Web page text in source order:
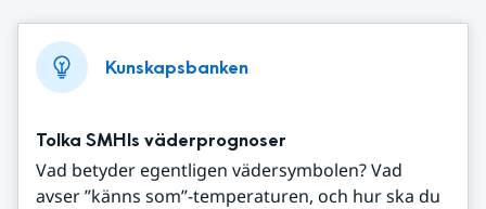
Kunskapsbanken
Tolka SMHIs väderprognoser
Vad betyder egentligen vädersymbolen? Vad
avser ”känns som”-temperaturen, och hur ska du